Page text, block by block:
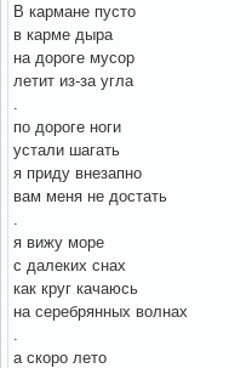
В кармане пусто
в карме дыра
на дороге мусор
летит из-за угла
по дороге ноги
устали шагать
я приду внезапно
вам меня не достать
я вижу море
с далеких снах
как круг качаюсь
на серебрянных волнах
а скоро лето